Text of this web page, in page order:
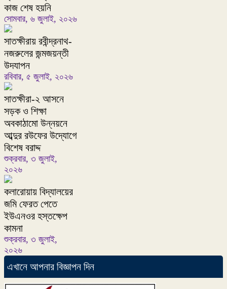
কাজ শেষ হয়নি
সোমবার, ৬ জুলাই, ২০২৬
সাতক্ষীরায় রবীন্দ্রনাথ-
নজরুলের জন্মজয়ন্তী
উদযাপন
রবিবার, ৫ জুলাই, ২০২৬
সাতক্ষীরা-২ আসনে
সড়ক ও শিক্ষা
অবকাঠামো উন্নয়নে
আব্দুর রউফের উদ্যোগে
বিশেষ বরাদ্দ
শুক্রবার, ৩ জুলাই,
২০২৬
কলারোয়ায় বিদ্যালয়ের
জমি ফেরত পেতে
ইউএনওর হস্তক্ষেপ
কামনা
শুক্রবার, ৩ জুলাই,
২০২৬
এখানে আপনার বিজ্ঞাপন দিন